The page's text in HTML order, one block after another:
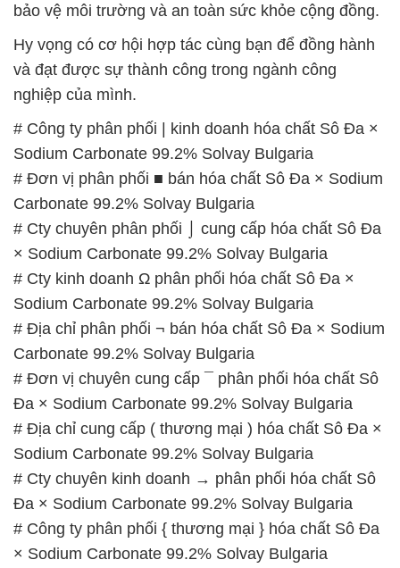
bảo vệ môi trường và an toàn sức khỏe cộng đồng.
Hy vọng có cơ hội hợp tác cùng bạn để đồng hành
và đạt được sự thành công trong ngành công
nghiệp của mình.
# Công ty phân phối | kinh doanh hóa chất Sô Đa ×
Sodium Carbonate 99.2% Solvay Bulgaria
# Đơn vị phân phối ■ bán hóa chất Sô Đa × Sodium
Carbonate 99.2% Solvay Bulgaria
# Cty chuyên phân phối ⌡ cung cấp hóa chất Sô Đa
× Sodium Carbonate 99.2% Solvay Bulgaria
# Cty kinh doanh Ω phân phối hóa chất Sô Đa ×
Sodium Carbonate 99.2% Solvay Bulgaria
# Địa chỉ phân phối ¬ bán hóa chất Sô Đa × Sodium
Carbonate 99.2% Solvay Bulgaria
# Đơn vị chuyên cung cấp ¯ phân phối hóa chất Sô
Đa × Sodium Carbonate 99.2% Solvay Bulgaria
# Địa chỉ cung cấp ( thương mại ) hóa chất Sô Đa ×
Sodium Carbonate 99.2% Solvay Bulgaria
# Cty chuyên kinh doanh → phân phối hóa chất Sô
Đa × Sodium Carbonate 99.2% Solvay Bulgaria
# Công ty phân phối { thương mại } hóa chất Sô Đa
× Sodium Carbonate 99.2% Solvay Bulgaria